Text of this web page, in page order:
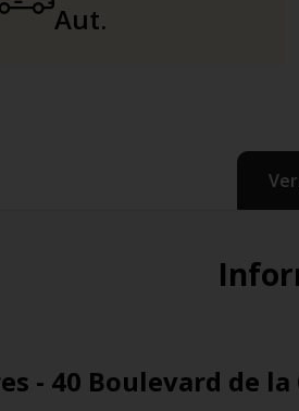
Aut.
- 40 Boulevard de